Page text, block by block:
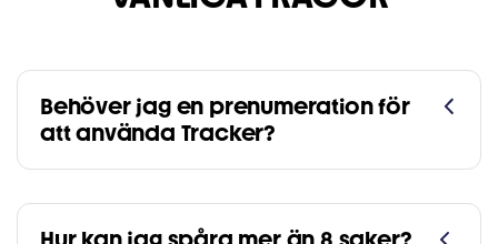
Behöver jag en prenumeration för
att använda Tracker?